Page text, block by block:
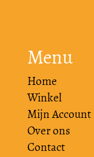
Menu
Home
Winkel
Mijn Account
Over ons
Contact